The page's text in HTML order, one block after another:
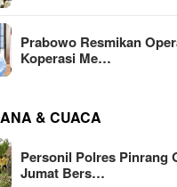
Prabowo Resmikan
Koperasi Me…
& CUACA
Personil Polres Pinrang
Jumat Bers…